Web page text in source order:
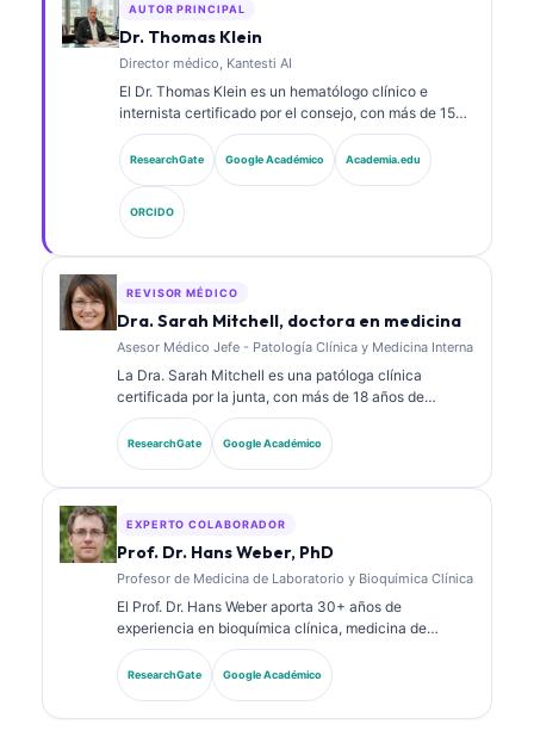
AUTOR PRINCIPAL
Dr. Thomas Klein
Director médico, Kantesti AI
El Dr. Thomas Klein es un hematólogo clínico e
internista certificado por el consejo, con más de 15
años de experiencia en medicina de laboratorio y
análisis clínico asistido por IA. Como Director Médico
(Chief Medical Officer) en Kantesti AI, proporciona
supervisión clínica sobre la exactitud médica de la
red neuronal propietaria. El Dr. Klein ha publicado
ampliamente sobre la interpretación de
biomarcadores y los diagnósticos de laboratorio en
temas de medicina de laboratorio.
ResearchGate Google Académico Academia.edu
ORCIDO
REVISOR MÉDICO
Dra. Sarah Mitchell, doctora en medicina
Asesor Médico Jefe - Patología Clínica y Medicina Interna
La Dra. Sarah Mitchell es una patóloga clínica
certificada por la junta, con más de 18 años de
experiencia en medicina de laboratorio y análisis
diagnósticos. Tiene certificaciones de especialidad
en química clínica y ha publicado extensamente
ResearchGate Google Académico
EXPERTO COLABORADOR
Prof. Dr. Hans Weber, PhD
Profesor de Medicina de Laboratorio y Bioquímica Clínica
El Prof. Dr. Hans Weber aporta 30+ años de
experiencia en bioquímica clínica, medicina de
laboratorio e investigación de biomarcadores. Ex
presidente de la Sociedad Alemana de Química
Clínica, se especializa en análisis de paneles
ResearchGate Google Académico